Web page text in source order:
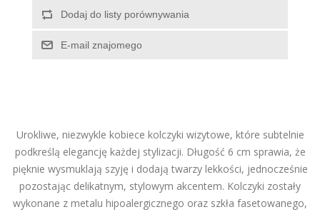
Urokliwe, niezwykle kobiece kolczyki wizytowe, które subtelnie
podkreślą elegancję każdej stylizacji. Długość 6 cm sprawia, że
pięknie wysmuklają szyję i dodają twarzy lekkości, jednocześnie
pozostając delikatnym, stylowym akcentem. Kolczyki zostały
wykonane z metalu hipoalergicznego oraz szkła fasetowanego,